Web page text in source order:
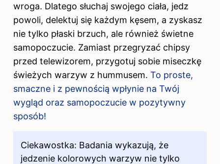
wroga. Dlatego słuchaj swojego ciała, jedz
powoli, delektuj się każdym kęsem, a zyskasz
nie tylko płaski brzuch, ale również świetne
samopoczucie. Zamiast przegryzać chipsy
przed telewizorem, przygotuj sobie miseczkę
świeżych warzyw z hummusem. To proste,
smaczne i z pewnością wpłynie na Twój
wygląd oraz samopoczucie w pozytywny
sposób!
Ciekawostka: Badania wykazują, że
jedzenie kolorowych warzyw nie tylko